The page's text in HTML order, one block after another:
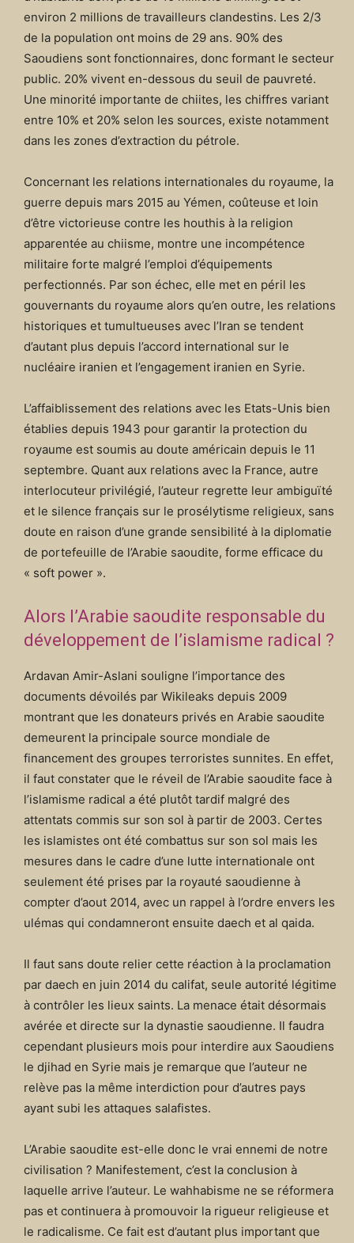
environ 2 millions de travailleurs clandestins. Les 2/3
de la population ont moins de 29 ans. 90% des
Saoudiens sont fonctionnaires, donc formant le secteur
public. 20% vivent en-dessous du seuil de pauvreté.
Une minorité importante de chiites, les chiffres variant
entre 10% et 20% selon les sources, existe notamment
dans les zones d’extraction du pétrole.
Concernant les relations internationales du royaume, la
guerre depuis mars 2015 au Yémen, coûteuse et loin
d’être victorieuse contre les houthis à la religion
apparentée au chiisme, montre une incompétence
militaire forte malgré l’emploi d’équipements
perfectionnés. Par son échec, elle met en péril les
gouvernants du royaume alors qu’en outre, les relations
historiques et tumultueuses avec l’Iran se tendent
d’autant plus depuis l’accord international sur le
nucléaire iranien et l’engagement iranien en Syrie.
L’affaiblissement des relations avec les Etats-Unis bien
établies depuis 1943 pour garantir la protection du
royaume est soumis au doute américain depuis le 11
septembre. Quant aux relations avec la France, autre
interlocuteur privilégié, l’auteur regrette leur ambiguïté
et le silence français sur le prosélytisme religieux, sans
doute en raison d’une grande sensibilité à la diplomatie
de portefeuille de l’Arabie saoudite, forme efficace du
« soft power ».
Alors l’Arabie saoudite responsable du
développement de l’islamisme radical ?
Ardavan Amir-Aslani souligne l’importance des
documents dévoilés par Wikileaks depuis 2009
montrant que les donateurs privés en Arabie saoudite
demeurent la principale source mondiale de
financement des groupes terroristes sunnites. En effet,
il faut constater que le réveil de l’Arabie saoudite face à
l’islamisme radical a été plutôt tardif malgré des
attentats commis sur son sol à partir de 2003. Certes
les islamistes ont été combattus sur son sol mais les
mesures dans le cadre d’une lutte internationale ont
seulement été prises par la royauté saoudienne à
compter d’aout 2014, avec un rappel à l’ordre envers les
ulémas qui condamneront ensuite daech et al qaida.
Il faut sans doute relier cette réaction à la proclamation
par daech en juin 2014 du califat, seule autorité légitime
à contrôler les lieux saints. La menace était désormais
avérée et directe sur la dynastie saoudienne. Il faudra
cependant plusieurs mois pour interdire aux Saoudiens
le djihad en Syrie mais je remarque que l’auteur ne
relève pas la même interdiction pour d’autres pays
ayant subi les attaques salafistes.
L’Arabie saoudite est-elle donc le vrai ennemi de notre
civilisation ? Manifestement, c’est la conclusion à
laquelle arrive l’auteur. Le wahhabisme ne se réformera
pas et continuera à promouvoir la rigueur religieuse et
le radicalisme. Ce fait est d’autant plus important que